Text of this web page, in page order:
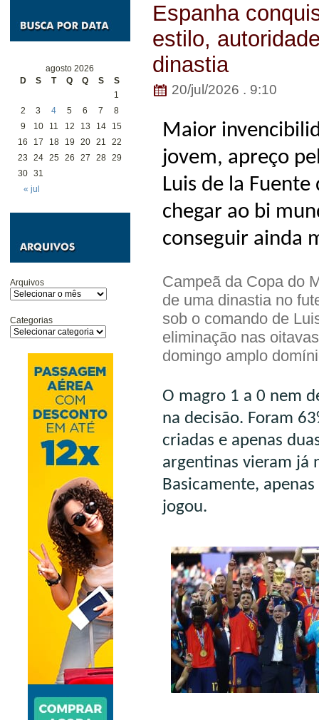
agosto 2026
D
S T Q Q S S
« jul
1
2
3 4 5 6 7
8
9
10 11 12 13 14
15
16
17 18 19 20 21
22
23
24 25 26 27 28 29
30 31
Arquivos
Categorias
Espanha
estilo,
dinastia
20/jul/2026 . 9:10
Maior
jovem, apreço
Luis de la
chegar ao bi
conseguir ainda
Campeã da Copa do
de uma dinastia no
sob o comando de
eliminação nas
domingo amplo
O magro 1 a 0 nem
na decisão. Foram
criadas e apenas
argentinas vieram já
Basicamente,
jogou.